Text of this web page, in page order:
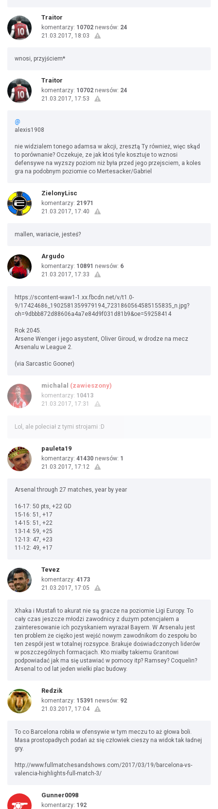
Traitor
komentarzy: 10702 newsów: 24
21.03.2017, 18:03
wnosi, przyjściem*
Traitor
komentarzy: 10702 newsów: 24
21.03.2017, 17:53
@
alexis1908
nie widzialem tonego adamsa w akcji, zresztą Ty również, więc skąd
to porównanie? Oczekuje, ze jak ktoś tyle kosztuje to wznosi
defensywe na wyzszy poziom niż była przed jego przejsciem, a koles
gra na podobnym poziomie co Mertesacker/Gabriel
ZielonyLisc
komentarzy: 21971
21.03.2017, 17:40
mallen, wariacie, jesteś?
Argudo
komentarzy: 10891 newsów: 6
21.03.2017, 17:33
https://scontent-waw1-1.xx.fbcdn.net/v/t1.0-
9/17424686_1902581359979194_7231860564585155835_n.jpg?
oh=9dbbb872d88606a4a7e84d9f031d81b9&oe=59258414
Rok 2045.
Arsene Wenger i jego asystent, Oliver Giroud, w drodze na mecz
Arsenalu w League 2.
(via Sarcastic Gooner)
michalal (zawieszony)
komentarzy: 10413
21.03.2017, 17:31
Lol, ale poleciał z tymi strojami :D
pauleta19
komentarzy: 41430 newsów: 1
21.03.2017, 17:12
Arsenal through 27 matches, year by year
16-17: 50 pts, +22 GD
15-16: 51, +17
14-15: 51, +22
13-14: 59, +25
12-13: 47, +23
11-12: 49, +17
Tevez
komentarzy: 4173
21.03.2017, 17:05
Xhaka i Mustafi to akurat nie są gracze na poziomie Ligi Europy. To
cały czas jeszcze młodzi zawodnicy z dużym potencjałem a
zainteresowanie ich pozyskaniem wyrażał Bayern. W Arsenalu jest
ten problem że ciężko jest wejść nowym zawodnikom do zespołu bo
ten zespół jest w totalnej rozsypce. Brakuje doświadczonych liderów
w poszczególnych formacjach. Kto miałby takiemu Granitowi
podpowiadać jak ma się ustawiać w pomocy itp? Ramsey? Coquelin?
Arsenal to od lat jeden wielki plac budowy.
Redzik
komentarzy: 15391 newsów: 92
21.03.2017, 17:04
To co Barcelona robiła w ofensywie w tym meczu to aż głowa boli.
Masa prostopadłych podań aż się człowiek cieszy na widok tak ładnej
gry.
http://www.fullmatchesandshows.com/2017/03/19/barcelona-vs-
valencia-highlights-full-match-3/
Gunner0098
komentarzy: 192